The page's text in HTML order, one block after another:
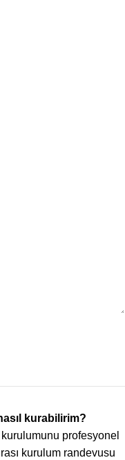
kurabilirim?
profesyonel
kurulum randevusu